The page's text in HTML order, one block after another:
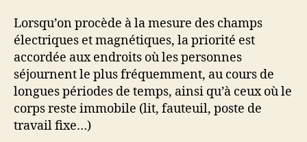
Lorsqu’on procède à la mesure des champs
électriques et magnétiques, la priorité est
accordée aux endroits où les personnes
séjournent le plus fréquemment, au cours de
longues périodes de temps, ainsi qu’à ceux où le
corps reste immobile (lit, fauteuil, poste de
travail fixe…)